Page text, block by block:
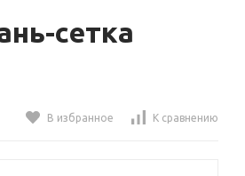
сетка
В избранное К сравнению